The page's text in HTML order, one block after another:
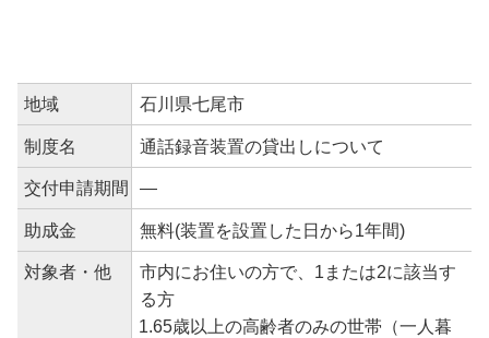
地域 石川県七尾市
制度名 通話録音装置の貸出しについて
交付申請期間 ―
助成金 無料(装置を設置した日から1年間)
対象者・他
市内にお住いの方で、1または2に該当す
る方
1.65歳以上の高齢者のみの世帯（一人暮